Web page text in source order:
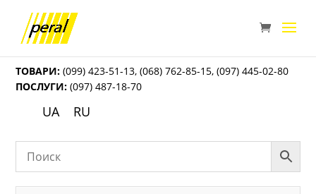
ТОВАРИ: (099) 423-51-13,(068) 762-85-15,(097) 445-02-80
ПОСЛУГИ: (097) 487-18-70
UA RU